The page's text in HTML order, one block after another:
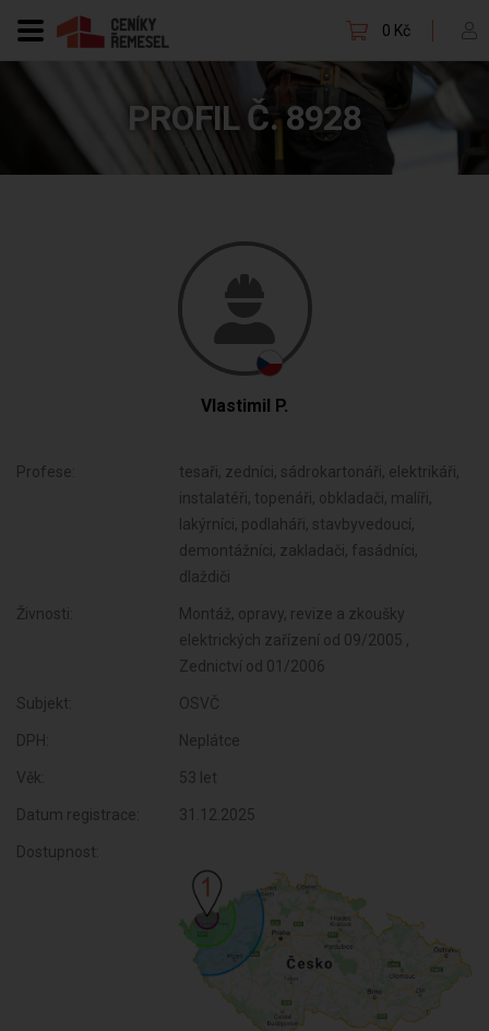
0 Kč
PROFIL Č. 8928
Vlastimil P.
Profese:
tesaři, zedníci, sádrokartonáři, elektrikáři,
instalatéři, topenáři, obkladači, malíři,
lakýrníci, podlaháři, stavbyvedoucí,
demontážníci, zakladači, fasádníci,
dlaždiči
Živnosti:
Montáž, opravy, revize a zkoušky
elektrických zařízení od 09/2005 ,
Zednictví od 01/2006
Subjekt: OSVČ
DPH: Neplátce
Věk: 53 let
Datum registrace: 31.12.2025
Dostupnost: